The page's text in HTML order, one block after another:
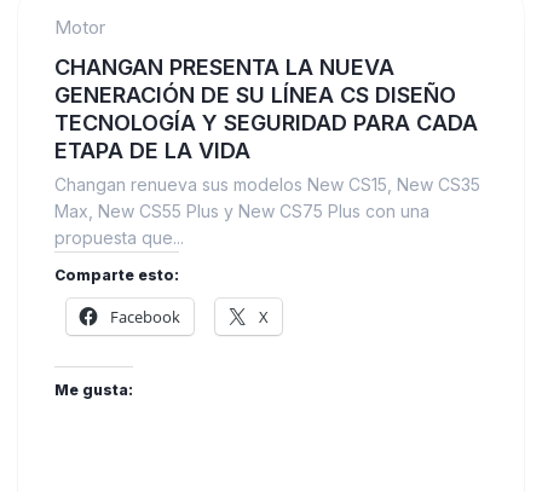
Motor
CHANGAN PRESENTA LA NUEVA
GENERACIÓN DE SU LÍNEA CS DISEÑO
TECNOLOGÍA Y SEGURIDAD PARA CADA
ETAPA DE LA VIDA
Changan renueva sus modelos New CS15, New CS35
Max, New CS55 Plus y New CS75 Plus con una
propuesta que...
Comparte esto:
Facebook X
Me gusta: